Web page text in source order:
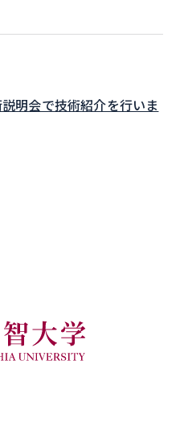
明会で技術紹介を行いま